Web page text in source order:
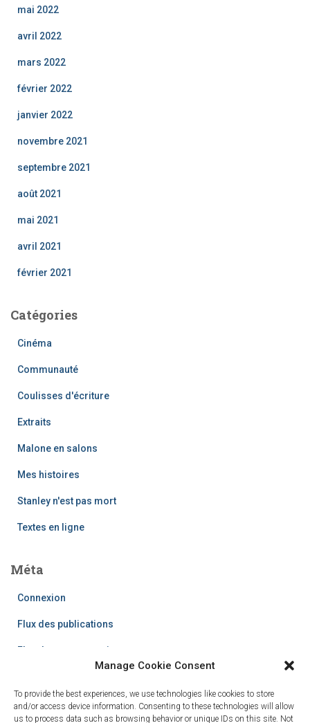
Manage Cookie Consent
To provide the best experiences, we use technologies like cookies to store
and/or access device information. Consenting to these technologies will allow
us to process data such as browsing behavior or unique IDs on this site. Not
mai 2022
avril 2022
mars 2022
février 2022
janvier 2022
novembre 2021
septembre 2021
août 2021
mai 2021
avril 2021
février 2021
Catégories
Cinéma
Communauté
Coulisses d'écriture
Extraits
Malone en salons
Mes histoires
Stanley n'est pas mort
Textes en ligne
Méta
Connexion
Flux des publications
Flux des commentaires